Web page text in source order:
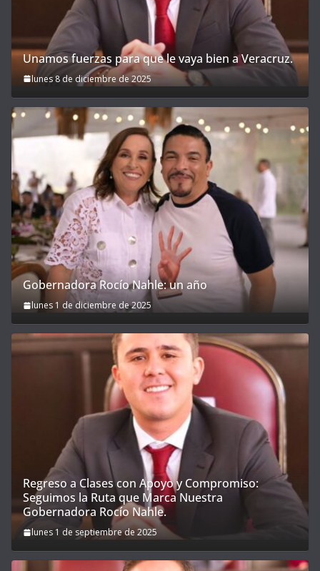
Unamos fuerzas para que le vaya bien a Veracruz.
lunes 8 de diciembre de 2025
Gobernadora Rocío Nahle: un año
lunes 1 de diciembre de 2025
Regreso a Clases con Apoyo y Compromiso:
Seguimos la Ruta que Marca Nuestra
Gobernadora Rocío Nahle.
lunes 1 de septiembre de 2025